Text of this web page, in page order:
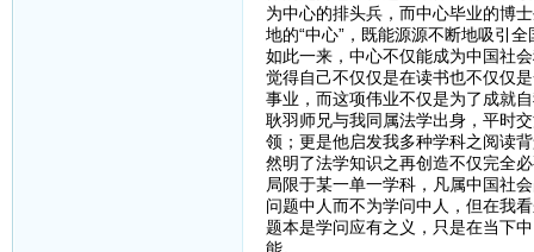
为中心的排头兵，而中心毕业的博
地的“中心”，既能源源不断地吸引
如此一来，中心不仅能成为中国社
觉得自己不仅仅是在读书也不仅仅
事业，而这项伟业不仅是为了成就
耿羽师兄与我同属法学出身，平时
领；更是他启发我多种学科之阅读
然明了法学知识之再创造不仅完全
局限于某一单一学科，凡属中国社
问题中人而不为学问中人，但在我
题本是学问应有之义，只是在当下
能。